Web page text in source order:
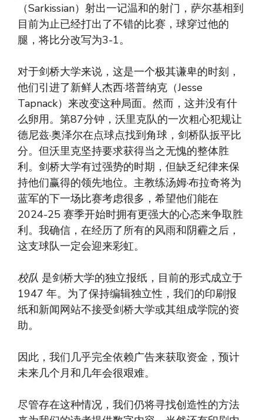
（Sarkissian）射出一记温和的射门，萨尔基相到
目前为止已经打出了不错的比赛，球穿过他的
腿，将比分改写为3-1。
对于剑桥大学来说，这是一个极其谦卑的时刻，
他们引进了新鲜人杰西·塔普纳克（Jesse
Tapnack）来改变这种局面。然而，这并没有什
么卵用。第87分钟，沃里克队的一次粗心犯规让
德尼兹·奥泽尔在点球点找到角球，剑桥队扳平比
分。但沃里克坚持要求获得当之无愧的整体胜
利。剑桥大学有过强势的时期，但缺乏纪律来保
持他们赢得的领先地位。主教练汤姆·布拉奇将为
蓝军的下一场比赛考虑很多，希望他们能在
2024-25 赛季开始时拥有更强大的心态来争取胜
利。我确信，在经历了所有的风雨和阴霾之后，
这支球队一定会迎来彩虹。
校队 是剑桥大学的独立报纸，目前的形式成立于
1947 年。为了保持编辑独立性，我们的印刷报
纸和新闻网站不接受剑桥大学或其组成学院的资
助。
因此，我们几乎完全依赖广告来获取资金，预计
未来几个月和几年会很艰难。
尽管存在这种情况，我们仍将寻找创造性的方法